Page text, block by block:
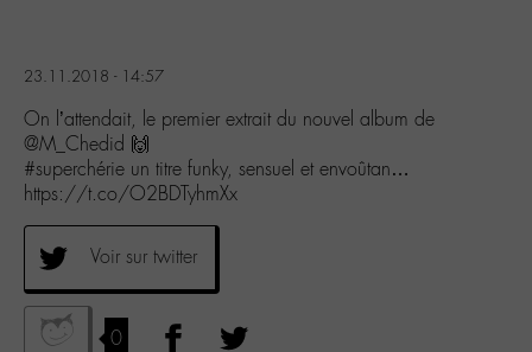
23.11.2018 - 14:57
On l’attendait, le premier extrait du nouvel album de
@M_Chedid 🙌
#superchérie un titre funky, sensuel et envoûtan…
https://t.co/O2BDTyhmXx
Voir sur twitter
0